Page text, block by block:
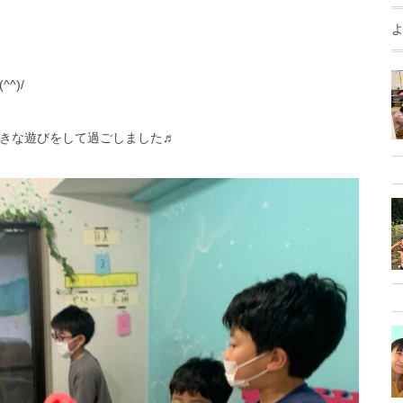
な遊びをして過ごしました♬